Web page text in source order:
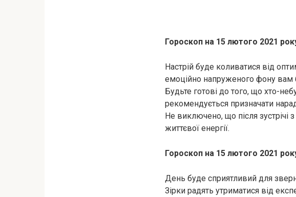
Гороскоп на 15 лютого 2021
Настрій буде коливатися від
емоційно напруженого фону вам
Будьте готові до того, що хто-
рекомендується призначати
Не виключено, що після
життєвої енергії.
Гороскоп на 15 лютого 2021
День буде сприятливий для
Зірки радять утриматися від